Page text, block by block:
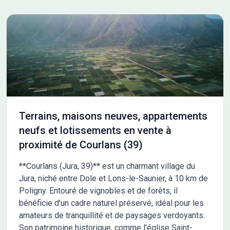
Terrains, maisons neuves, appartements
neufs et lotissements en vente à
proximité de Courlans (39)
**Courlans (Jura, 39)** est un charmant village du
Jura, niché entre Dole et Lons-le-Saunier, à 10 km de
Poligny. Entouré de vignobles et de forêts, il
bénéficie d’un cadre naturel préservé, idéal pour les
amateurs de tranquillité et de paysages verdoyants.
Son patrimoine historique, comme l’église Saint-